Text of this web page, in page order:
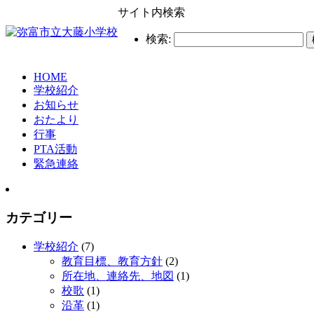
サイト内検索
検索:
HOME
学校紹介
お知らせ
おたより
行事
PTA活動
緊急連絡
カテゴリー
学校紹介 (7)
教育目標、教育方針 (2)
所在地、連絡先、地図 (1)
校歌 (1)
沿革 (1)